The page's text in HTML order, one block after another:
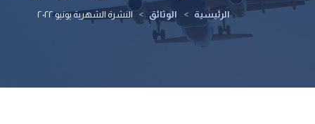
الرئيسية > الوثائق > النشرة الشهرية يونيو ٢٠٢٢